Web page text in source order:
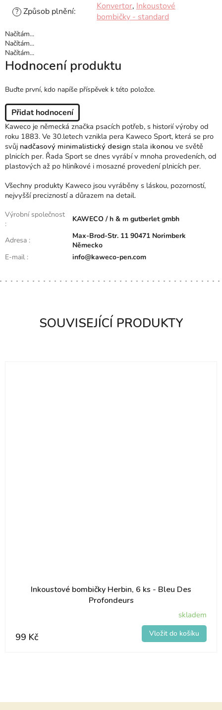
SOUVISEJÍCÍ PRODUKTY
Inkoustové bombičky Herbin, 6 ks - Bleu Des
Profondeurs
skladem
99 Kč
? Způsob plnění: Konvertor, Inkoustové
bombičky - standard
Načítám...
Načítám...
Načítám...
Hodnocení produktu
Buďte první, kdo napíše příspěvek k této položce.
Přidat hodnocení
Kaweco je německá značka psacích potřeb, s historií výroby od
roku 1883. Ve 30.letech vznikla pera Kaweco Sport, která se pro
svůj nadčasový minimalistický design stala ikonou ve světě
plnicích per. Řada Sport se dnes vyrábí v mnoha provedeních, od
plastových až po hliníkové i mosazné provedení plnicích per.
Všechny produkty Kaweco jsou vyráběny s láskou, pozorností,
nejvyšší precizností a důrazem na detail.
Výrobní společnost
:
KAWECO / h & m gutberlet gmbh
Adresa :
Max-Brod-Str. 11 90471 Norimberk
Německo
E-mail : info@kaweco-pen.com